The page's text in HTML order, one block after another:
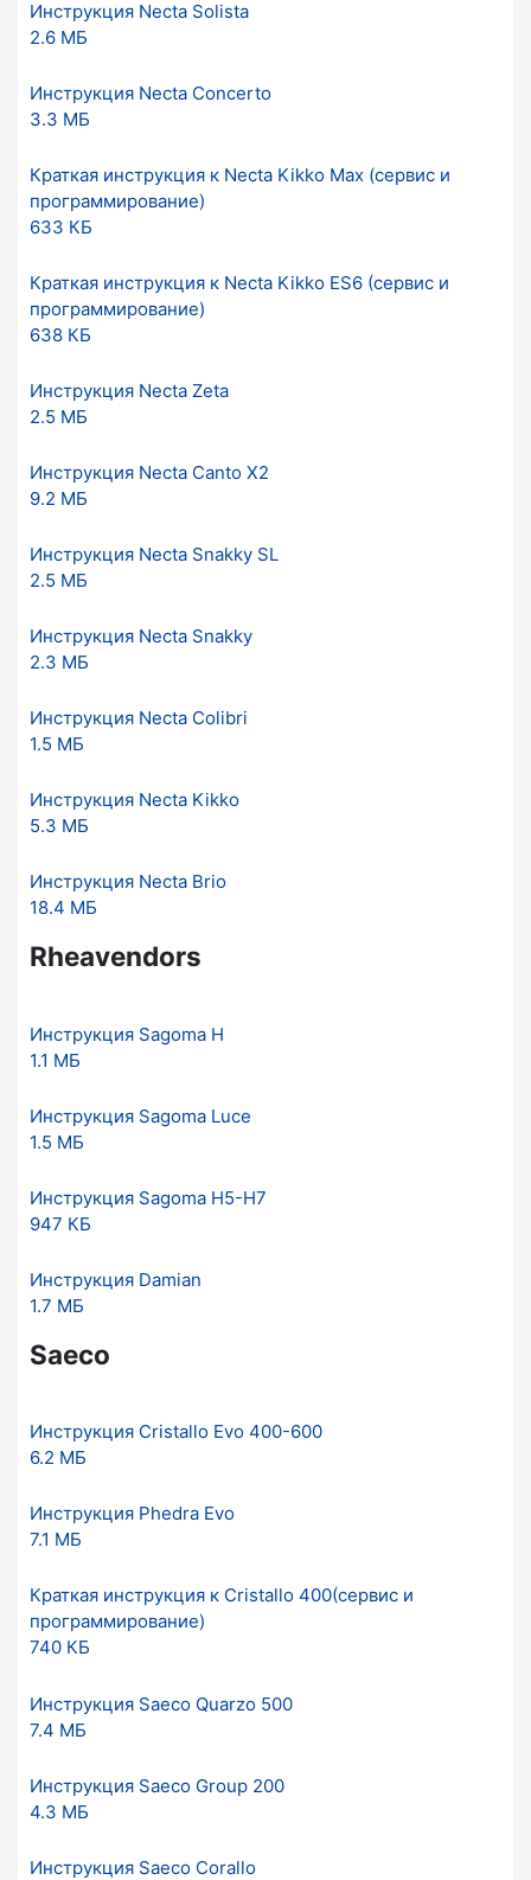
Инструкция Necta Solista
2.6 МБ
Инструкция Necta Concerto
3.3 МБ
Краткая инструкция к Necta Kikko Max (сервис и
программирование)
633 КБ
Краткая инструкция к Necta Kikko ES6 (сервис и
программирование)
638 КБ
Инструкция Necta Zeta
2.5 МБ
Инструкция Necta Canto X2
9.2 МБ
Инструкция Necta Snakky SL
2.5 МБ
Инструкция Necta Snakky
2.3 МБ
Инструкция Necta Colibri
1.5 МБ
Инструкция Necta Kikko
5.3 МБ
Инструкция Necta Brio
18.4 МБ
Rheavendors
Инструкция Sagoma H
1.1 МБ
Инструкция Sagoma Luce
1.5 МБ
Инструкция Sagoma H5-H7
947 КБ
Инструкция Damian
1.7 МБ
Saeco
Инструкция Cristallo Evo 400-600
6.2 МБ
Инструкция Phedra Evo
7.1 МБ
Краткая инструкция к Cristallo 400(сервис и
программирование)
740 КБ
Инструкция Saeco Quarzo 500
7.4 МБ
Инструкция Saeco Group 200
4.3 МБ
Инструкция Saeco Corallo